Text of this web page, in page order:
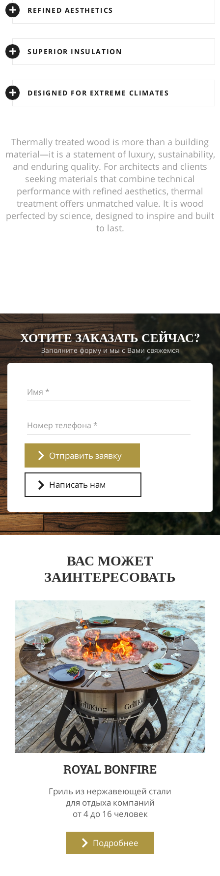
REFINED AESTHETICS
SUPERIOR INSULATION
DESIGNED FOR EXTREME CLIMATES
Thermally treated wood is more than a building
material—it is a statement of luxury, sustainability,
and enduring quality. For architects and clients
seeking materials that combine technical
performance with refined aesthetics, thermal
treatment offers unmatched value. It is wood
perfected by science, designed to inspire and built
to last.
ХОТИТЕ ЗАКАЗАТЬ СЕЙЧАС?
Заполните форму и мы с Вами свяжемся
Имя *
Номер телефона *
Отправить заявку
Написать нам
ВАС МОЖЕТ
ЗАИНТЕРЕСОВАТЬ
ROYAL BONFIRE
Гриль из нержавеющей стали
для отдыха компаний
от 4 до 16 человек
Подробнее